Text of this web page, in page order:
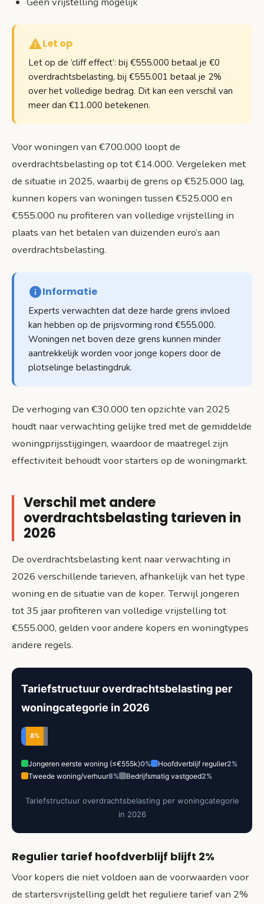
Let op
Let op de ‘cliff effect’: bij €555.000 betaal je €0
overdrachtsbelasting, bij €555.001 betaal je 2%
over het volledige bedrag. Dit kan een verschil van
meer dan €11.000 betekenen.
Voor woningen van €700.000 loopt de
overdrachtsbelasting op tot €14.000. Vergeleken met
de situatie in 2025, waarbij de grens op €525.000 lag,
kunnen kopers van woningen tussen €525.000 en
€555.000 nu profiteren van volledige vrijstelling in
plaats van het betalen van duizenden euro’s aan
overdrachtsbelasting.
Informatie
Experts verwachten dat deze harde grens invloed
kan hebben op de prijsvorming rond €555.000.
Woningen net boven deze grens kunnen minder
aantrekkelijk worden voor jonge kopers door de
plotselinge belastingdruk.
De verhoging van €30.000 ten opzichte van 2025
houdt naar verwachting gelijke tred met de gemiddelde
woningprijsstijgingen, waardoor de maatregel zijn
effectiviteit behoudt voor starters op de woningmarkt.
Verschil met andere
overdrachtsbelasting tarieven in
2026
De overdrachtsbelasting kent naar verwachting in
2026 verschillende tarieven, afhankelijk van het type
woning en de situatie van de koper. Terwijl jongeren
tot 35 jaar profiteren van volledige vrijstelling tot
€555.000, gelden voor andere kopers en woningtypes
andere regels.
Tariefstructuur overdrachtsbelasting per
woningcategorie in 2026
8%
Jongeren eerste woning (≤€555k)0% Hoofdverblijf regulier2%
Tweede woning/verhuur8% Bedrijfsmatig vastgoed2%
Tariefstructuur overdrachtsbelasting per woningcategorie
in 2026
Regulier tarief hoofdverblijf blijft 2%
Voor kopers die niet voldoen aan de voorwaarden voor
de startersvrijstelling geldt het reguliere tarief van 2%